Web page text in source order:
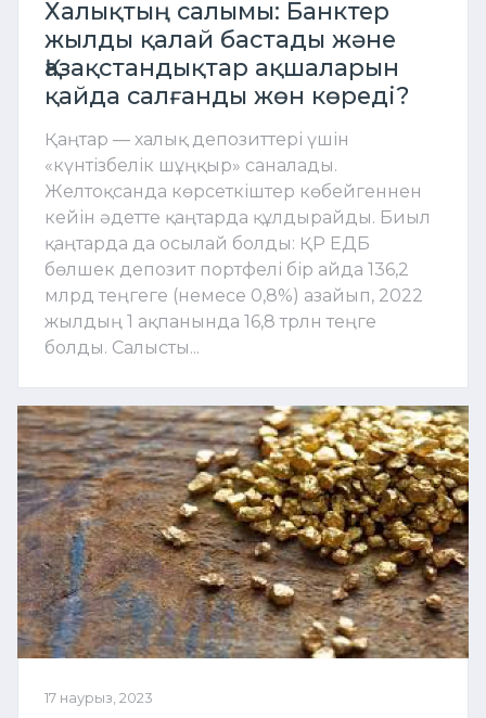
Халықтың салымы: Банктер
жылды қалай бастады және
Қазақстандықтар ақшаларын
қайда салғанды жөн көреді?
Қаңтар — халық депозиттері үшін
«күнтізбелік шұңқыр» саналады.
Желтоқсанда көрсеткіштер көбейгеннен
кейін әдетте қаңтарда құлдырайды. Биыл
қаңтарда да осылай болды: ҚР ЕДБ
бөлшек депозит портфелі бір айда 136,2
млрд теңгеге (немесе 0,8%) азайып, 2022
жылдың 1 ақпанында 16,8 трлн теңге
болды. Салысты...
17 наурыз, 2023